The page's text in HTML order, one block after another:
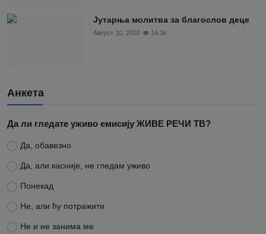
Јутарња молитва за благослов деце
Август 10, 2020 16.3k
Анкета
Да ли гледате уживо емисију ЖИВЕ РЕЧИ ТВ?
Да, обавезно
Да, али касније, не гледам уживо
Понекад
Не, али ћу потражити
Не и не занима ме